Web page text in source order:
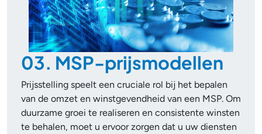
03. MSP-prijsmodellen
Prijsstelling speelt een cruciale rol bij het bepalen
van de omzet en winstgevendheid van een MSP. Om
duurzame groei te realiseren en consistente winsten
te behalen, moet u ervoor zorgen dat u uw diensten